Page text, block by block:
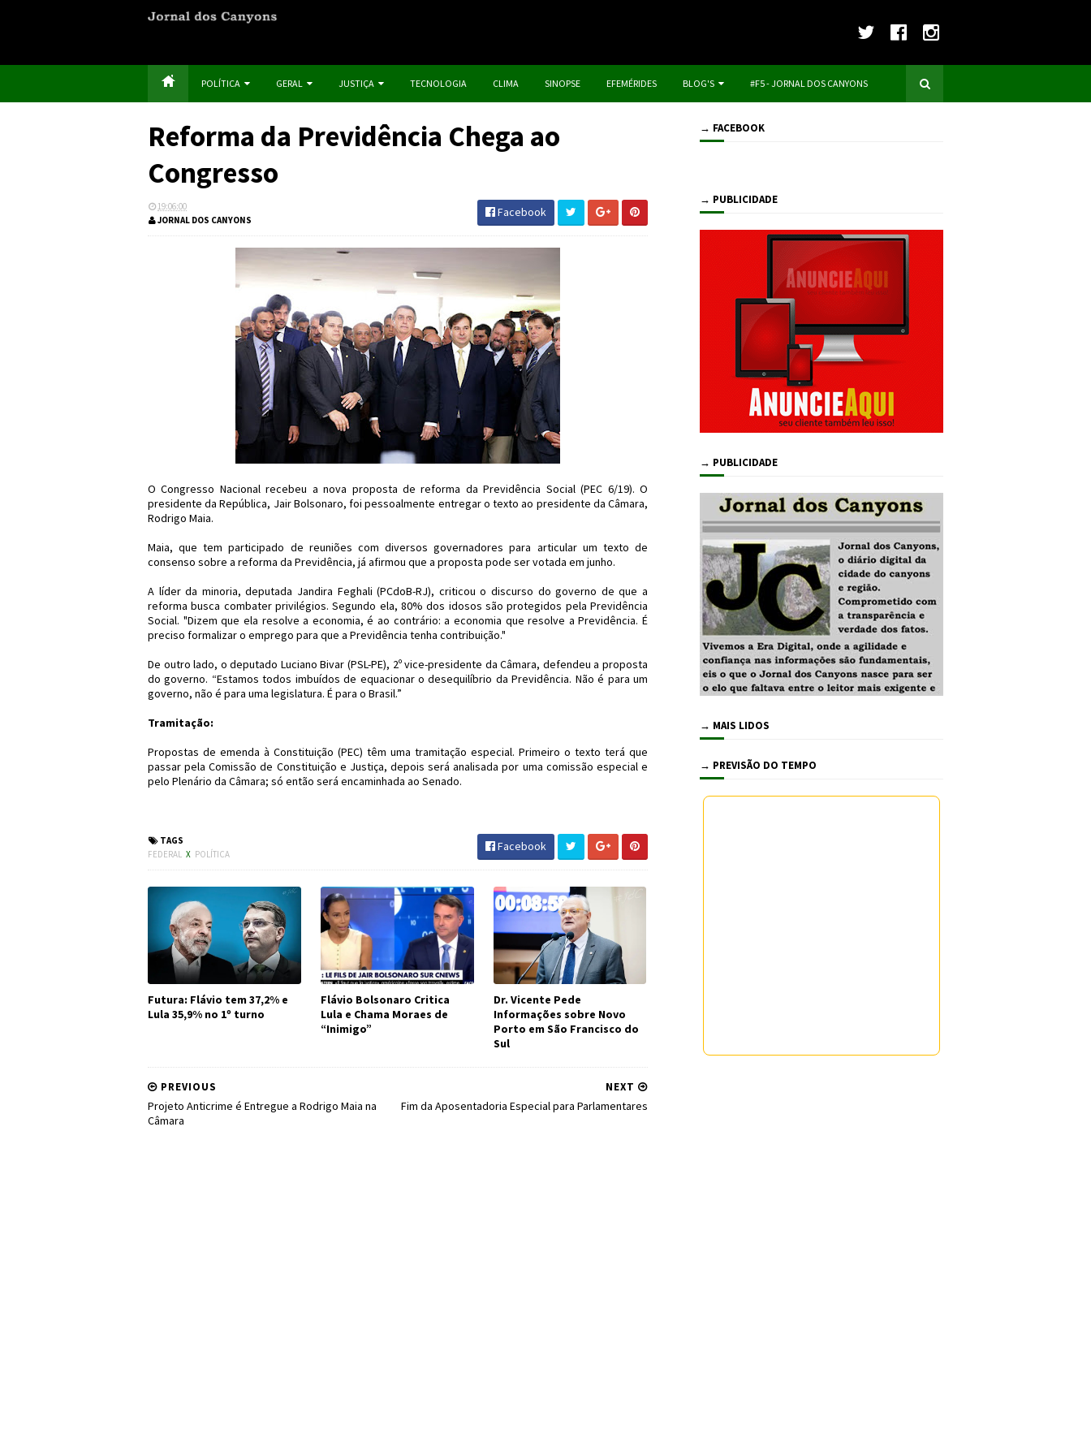
POLÍTICA GERAL JUSTIÇA TECNOLOGIA CLIMA SINOPSE EFEMÉRIDES BLOG'S #F5 - JORNAL DOS CANYONS
Reforma da Previdência Chega ao
Congresso
19:06:00
JORNAL DOS CANYONS
Facebook
O Congresso Nacional recebeu a nova proposta de reforma da Previdência Social (PEC 6/19). O
presidente da República, Jair Bolsonaro, foi pessoalmente entregar o texto ao presidente da Câmara,
Rodrigo Maia.
Maia, que tem participado de reuniões com diversos governadores para articular um texto de
consenso sobre a reforma da Previdência, já afirmou que a proposta pode ser votada em junho.
A líder da minoria, deputada Jandira Feghali (PCdoB-RJ), criticou o discurso do governo de que a
reforma busca combater privilégios. Segundo ela, 80% dos idosos são protegidos pela Previdência
Social. "Dizem que ela resolve a economia, é ao contrário: a economia que resolve a Previdência. É
preciso formalizar o emprego para que a Previdência tenha contribuição."
De outro lado, o deputado Luciano Bivar (PSL-PE), 2º vice-presidente da Câmara, defendeu a proposta
do governo. “Estamos todos imbuídos de equacionar o desequilíbrio da Previdência. Não é para um
governo, não é para uma legislatura. É para o Brasil.”
Tramitação:
Propostas de emenda à Constituição (PEC) têm uma tramitação especial. Primeiro o texto terá que
passar pela Comissão de Constituição e Justiça, depois será analisada por uma comissão especial e
pelo Plenário da Câmara; só então será encaminhada ao Senado.
TAGS
FEDERAL X POLÍTICA
Facebook
Futura: Flávio tem 37,2% e
Lula 35,9% no 1º turno
Flávio Bolsonaro Critica
Lula e Chama Moraes de
“Inimigo”
Dr. Vicente Pede
Informações sobre Novo
Porto em São Francisco do
Sul
NEXT
Fim da Aposentadoria Especial para Parlamentares
PREVIOUS
Projeto Anticrime é Entregue a Rodrigo Maia na
Câmara
→ FACEBOOK
→ PUBLICIDADE
→ PUBLICIDADE
→ MAIS LIDOS
→ PREVISÃO DO TEMPO